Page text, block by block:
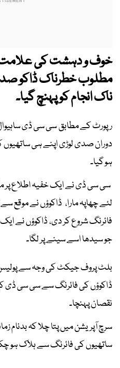
خوف و دہشت کی
مطلوب خطرناک ڈاکو
ناک انجام کو پہنچ گیا۔
رپورٹ کے مطابق سی سی ڈی
دوران صدی لوڑی اپنے ہی
ہو گیا۔
سی سی ڈی نے ایک خفیہ اطلاع پر
لئے چھاپہ مارا، ڈاکوؤں نے موقع
فائرنگ شروع کر دی، ڈاکوؤں نے ایک
جو سیدھا اسے سینے پر لگا۔
بلٹ پروف جیکٹ کی وجہ سے پولیس
ڈاکوؤں کی فائرنگ سے سی سی ڈی
نقصان پہنچا۔
سرچ آپریشن میں پتا چلا کہ بدنام
ساتھیوں کی فائرنگ سے ہلاک ہو